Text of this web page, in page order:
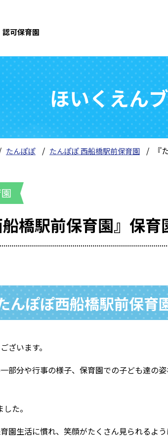
認可保育園
ほいくえん
たんぽぽ たんぽぽ 西船橋駅前保育園 『
船橋駅前保育園』保
んぽぽ西船橋駅前保
ざいます。
部分や行事の様子、保育園での子ども達の
た。
園生活に慣れ、笑顔がたくさん見られるよう